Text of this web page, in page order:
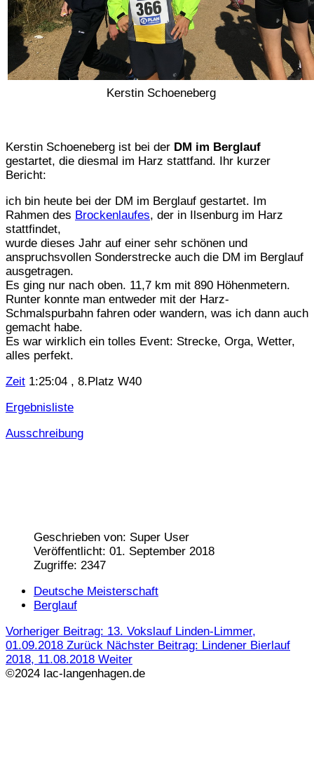
Kerstin Schoeneberg
Kerstin Schoeneberg ist bei der DM im Berglauf
gestartet, die diesmal im Harz stattfand. Ihr kurzer
Bericht:
ich bin heute bei der DM im Berglauf gestartet. Im
Rahmen des Brockenlaufes, der in Ilsenburg im Harz
stattfindet,
wurde dieses Jahr auf einer sehr schönen und
anspruchsvollen Sonderstrecke auch die DM im Berglauf
ausgetragen.
Es ging nur nach oben. 11,7 km mit 890 Höhenmetern.
Runter konnte man entweder mit der Harz-
Schmalspurbahn fahren oder wandern, was ich dann auch
gemacht habe.
Es war wirklich ein tolles Event: Strecke, Orga, Wetter,
alles perfekt.
Zeit 1:25:04 , 8.Platz W40
Ergebnisliste
Ausschreibung
Geschrieben von: Super User
Veröffentlicht: 01. September 2018
Zugriffe: 2347
Deutsche Meisterschaft
Berglauf
Vorheriger Beitrag: 13. Vokslauf Linden-Limmer,
01.09.2018 Zurück Nächster Beitrag: Lindener Bierlauf
2018, 11.08.2018 Weiter
©2024 lac-langenhagen.de